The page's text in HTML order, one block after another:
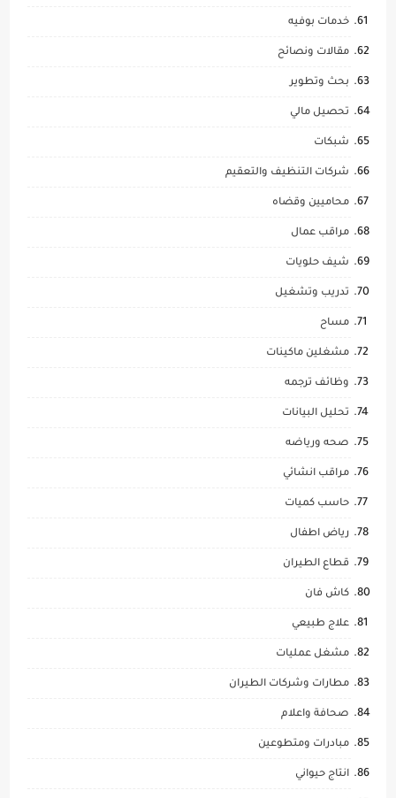
خدمات بوفيه
مقالات ونصائح
بحث وتطوير
تحصيل مالي
شبكات
شركات التنظيف والتعقيم
محاميين وقضاه
مراقب عمال
شيف حلويات
تدريب وتشغيل
مساح
مشغلين ماكينات
وظائف ترجمه
تحليل البيانات
صحه ورياضه
مراقب انشائي
حاسب كميات
رياض اطفال
قطاع الطيران
كاش فان
علاج طبيعي
مشغل عمليات
مطارات وشركات الطيران
صحافة واعلام
مبادرات ومتطوعين
انتاج حيواني